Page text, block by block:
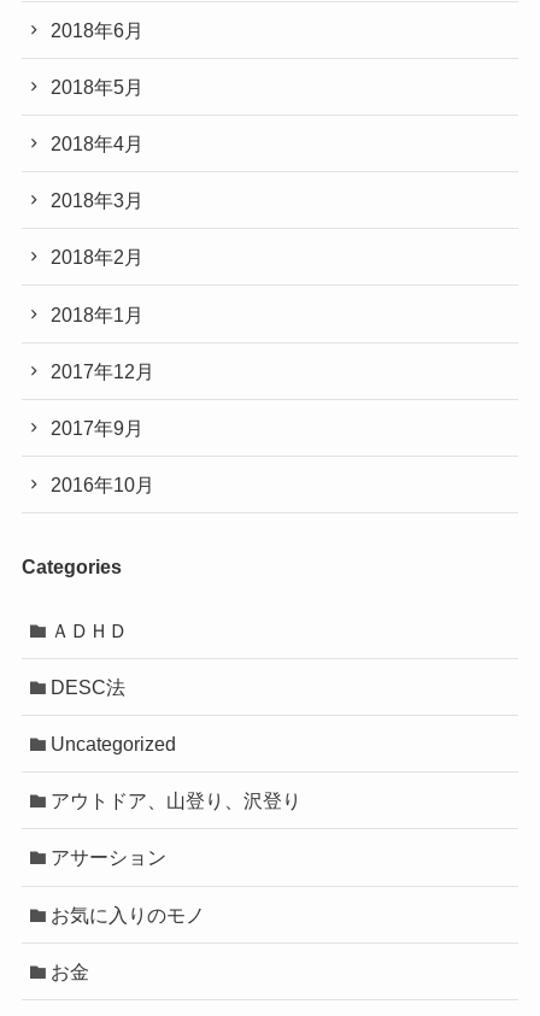
2018年6月
2018年5月
2018年4月
2018年3月
2018年2月
2018年1月
2017年12月
2017年9月
2016年10月
Categories
ＡＤＨＤ
DESC法
Uncategorized
アウトドア、山登り、沢登り
アサーション
お気に入りのモノ
お金